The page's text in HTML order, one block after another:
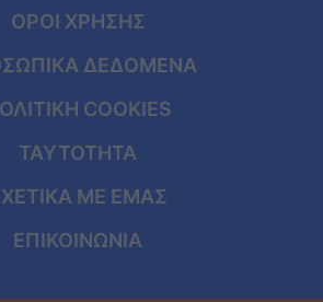
ΟΡΟΙ ΧΡΗΣΗΣ
ΔΕΔΟΜΕΝΑ
COOKIES
ΤΑΥΤΟΤΗΤΑ
ΜΕ ΕΜΑΣ
ΕΠΙΚΟΙΝΩΝΙΑ